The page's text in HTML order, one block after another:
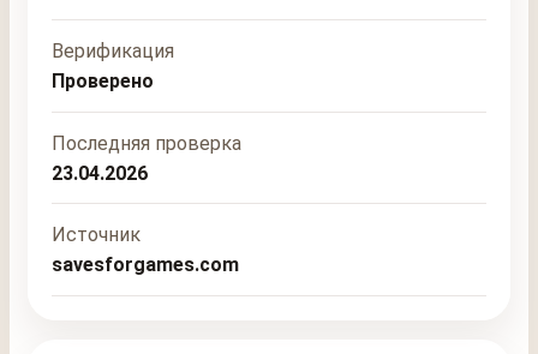
Верификация
Проверено
Последняя проверка
23.04.2026
Источник
savesforgames.com